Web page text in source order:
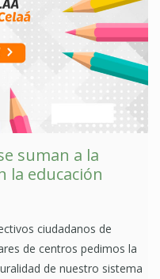
suman a la
la educación
ciudadanos de
de centros pedimos la
de nuestro sistema